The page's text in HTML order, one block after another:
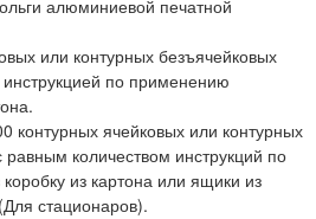
алюминиевой печатной
или контурных безъячейковых
инструкцией по применению
контурных ячейковых или контурных
равным количеством инструкций по
из картона или ящики из
стационаров).